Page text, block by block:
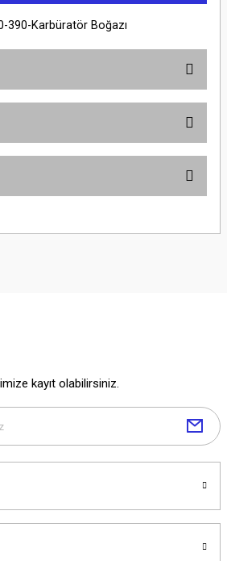
390-Karbüratör Boğazı
Soru Sor
kayıt olabilirsiniz.